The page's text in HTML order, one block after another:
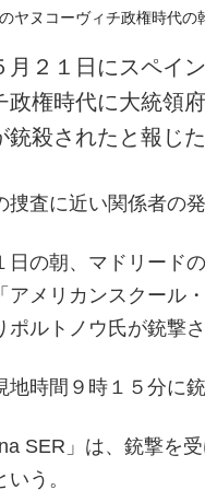
月２１日にスペイ
政権時代に大統領
殺されたと報じた
捜査に近い関係者の
日の朝、マドリード
メリカンスクール
ルトノウ氏が銃撃
時間９時１５分に
SER」は、銃撃を
う。